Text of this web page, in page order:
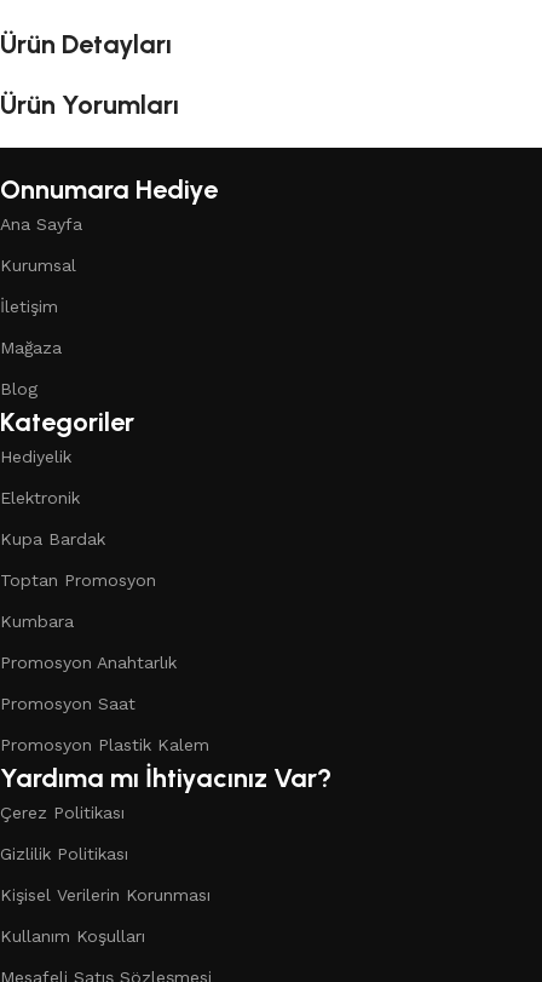
Ürün Detayları
Ürün Yorumları
Onnumara Hediye
Ana Sayfa
Kurumsal
İletişim
Mağaza
Blog
Kategoriler
Hediyelik
Elektronik
Kupa Bardak
Toptan Promosyon
Kumbara
Promosyon Anahtarlık
Promosyon Saat
Promosyon Plastik Kalem
Yardıma mı İhtiyacınız Var?
Çerez Politikası
Gizlilik Politikası
Kişisel Verilerin Korunması
Kullanım Koşulları
Mesafeli Satış Sözleşmesi